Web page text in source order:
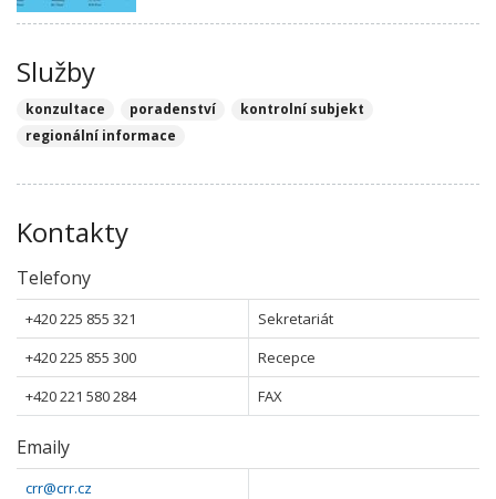
Služby
konzultace poradenství
kontrolní subjekt
regionální informace
Kontakty
Telefony
+420 225 855 321
Sekretariát
+420 225 855 300
Recepce
+420 221 580 284
FAX
Emaily
crr@crr.cz